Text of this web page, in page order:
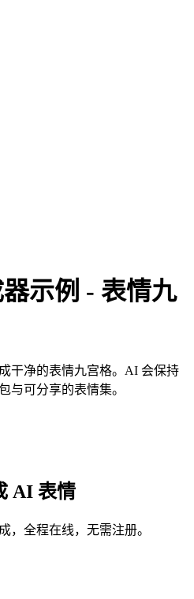
示例 - 表情九
干净的表情九宫格。AI 会保持
与可分享的表情集。
AI 表情
，全程在线，无需注册。